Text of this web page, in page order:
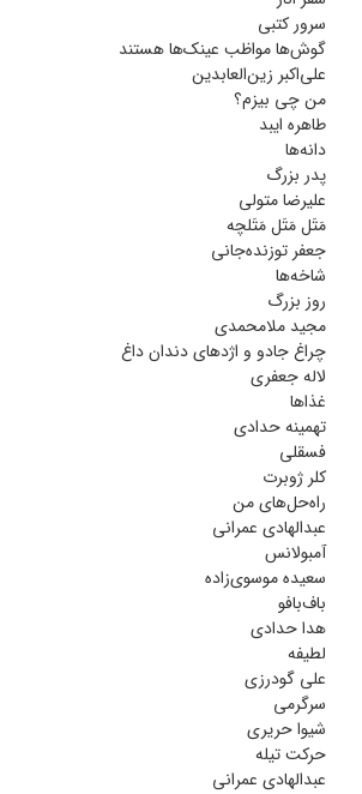
سرور کتبی
گوش‌ها مواظب عینک‌ها هستند
علی‌اکبر زین‌العابدین
من چی بیزم؟
طاهره ایبد
دانه‌ها
پدر بزرگ
علیرضا متولی
مَتَل مَتَل مَتَلچه
جعفر توزنده‌جانی
شاخه‌ها
روز بزرگ
مجید ملامحمدی
چراغ جادو و اژد‌های دندان داغ
لاله جعفری
غذاها
تهمینه حدادی
فسقلی
کلر ژوبرت
راه‌حل‌های من
عبدالهادی عمرانی
آمبولانس
سعیده موسوی‌زاده
باف‌بافو
هدا حدادی
لطیفه
علی گودرزی
سرگرمی
شیوا حریری
حرکت تیله
عبدالهادی عمرانی